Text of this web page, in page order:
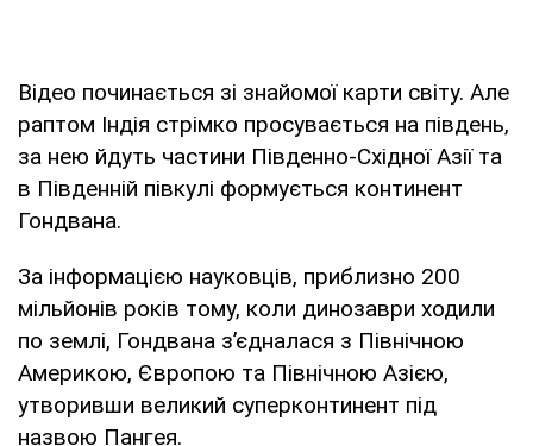
Відео починається зі знайомої карти світу. Але
раптом Індія стрімко просувається на південь,
за нею йдуть частини Південно-Східної Азії та
в Південній півкулі формується континент
Гондвана.
За інформацією науковців, приблизно 200
мільйонів років тому, коли динозаври ходили
по землі, Гондвана з’єдналася з Північною
Америкою, Європою та Північною Азією,
утворивши великий суперконтинент під
назвою Пангея.